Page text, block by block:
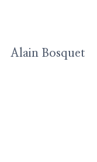
Alain Bosquet